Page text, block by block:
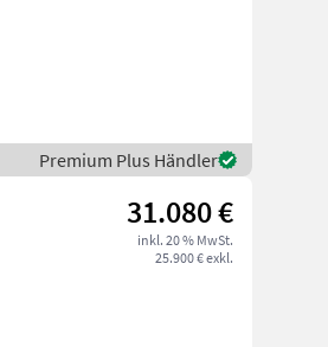
Premium Plus Händler
31.080 €
inkl. 20 % MwSt.
25.900 € exkl.